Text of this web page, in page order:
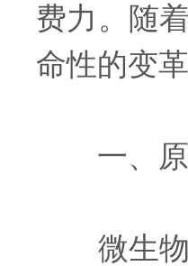
费力。随
命性的变革
一、原
微生物